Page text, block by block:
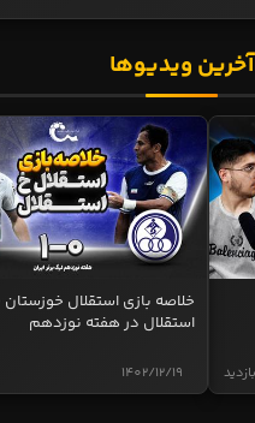
آخرین ویدیوها
استقلال در هفته نوزدهم
1402/12/19